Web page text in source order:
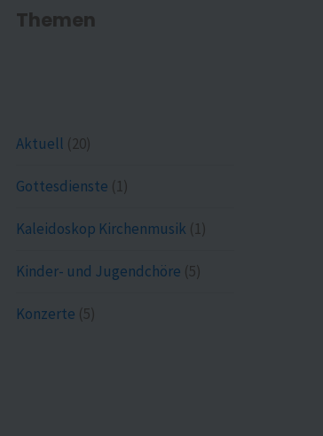
Themen
Aktuell (20)
Gottesdienste (1)
Kaleidoskop Kirchenmusik (1)
Kinder- und Jugendchöre (5)
Konzerte (5)